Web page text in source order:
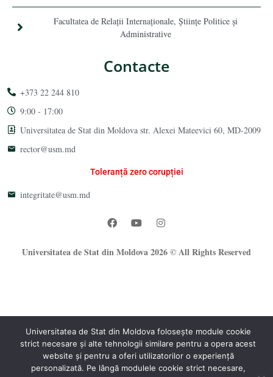
Facultatea de Relaţii Internaţionale, Ştiinţe Politice şi
Administrative
Contacte
+373 22 244 810
9:00 - 17:00
Universitatea de Stat din Moldova str. Alexei Mateevici 60, MD-2009
rector@usm.md
Toleranță zero corupției
integritate@usm.md
Universitatea de Stat din Moldova 2026 © All Rights Reserved
Oficiul Programare Web al USM®
Universitatea de Stat din Moldova folosește module cookie
strict necesare și alte tehnologii similare pentru a opera acest
website și pentru a oferi utilizatorilor o experiență
personalizată. Pe lângă modulele cookie strict necesare,